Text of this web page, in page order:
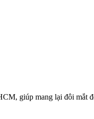
giúp mang lại đôi